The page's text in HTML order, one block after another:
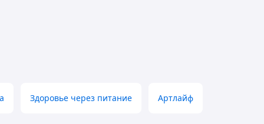
Здоровье через питание Артлайф